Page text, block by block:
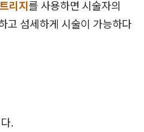
리지를 사용하면 시술자의
고 섬세하게 시술이 가능하다
.